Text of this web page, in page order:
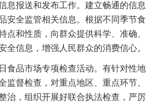
息报送和发布工作。建立畅通的信息
安全监管相关信息。根据不同季节食
点和性质，向群众提供科学、准确、
全信息，增强人民群众的消费信心。
食品市场专项检查活动。有针对性地
监督检查，对重点地区、重点环节、
治，组织开展好联合执法检查，严厉